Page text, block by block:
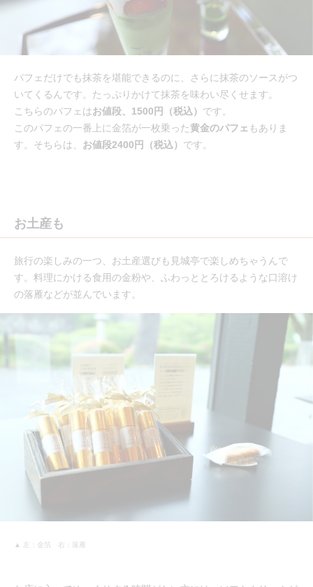
パフェだけでも抹茶を堪能できるのに、さらに抹茶のソースがつ
いてくるんです。たっぷりかけて抹茶を味わい尽くせます。
こちらのパフェはお値段、1500円（税込） です。
このパフェの一番上に金箔が一枚乗った黄金のパフェ もありま
す。そちらは、 お値段2400円（税込） です。
お土産も
旅行の楽しみの一つ、お土産選びも見城亭で楽しめちゃうんで
す。料理にかける食用の金粉や、ふわっととろけるような口溶け
の落雁などが並んでいます。
▲ 左：金箔 右：落雁